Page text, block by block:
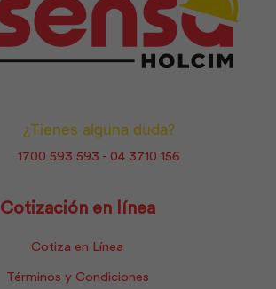
¿Tienes alguna duda?
1700 593 593 - 04 3710 156
Cotización en línea
Cotiza en Línea
Términos y Condiciones